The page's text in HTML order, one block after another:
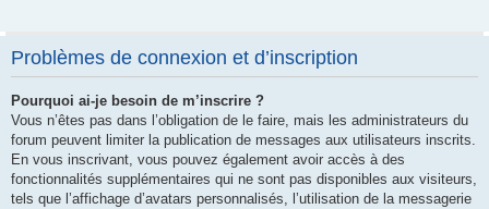
Problèmes de connexion et d’inscription
Pourquoi ai-je besoin de m’inscrire ?
Vous n’êtes pas dans l’obligation de le faire, mais les administrateurs du
forum peuvent limiter la publication de messages aux utilisateurs inscrits.
En vous inscrivant, vous pouvez également avoir accès à des
fonctionnalités supplémentaires qui ne sont pas disponibles aux visiteurs,
tels que l’affichage d’avatars personnalisés, l’utilisation de la messagerie